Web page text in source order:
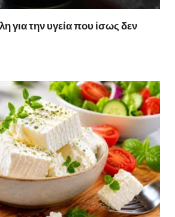
για την υγεία που ίσως δεν